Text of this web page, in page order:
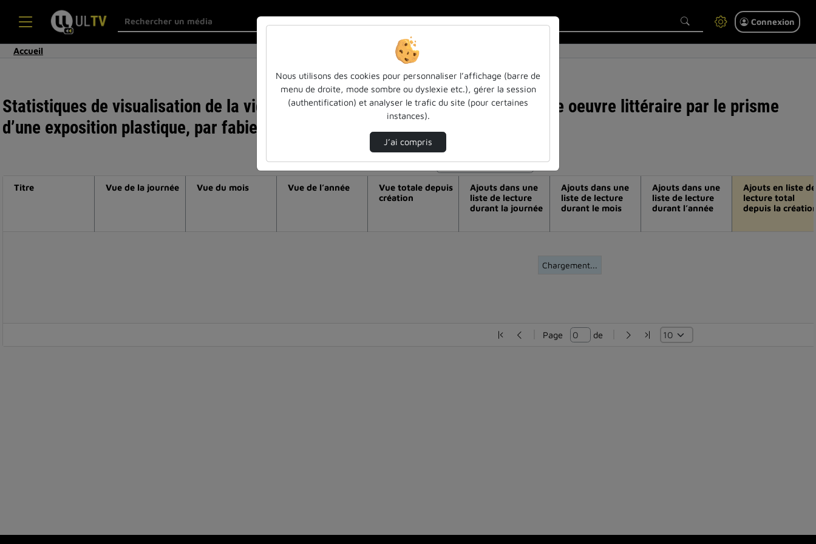
Connexion
Accueil
Statistiques de visualisation de la vidéo Entendu ! épisode 51 : appréhender une oeuvre littéraire par le prisme
d’une exposition plastique, par fabienne rondelli
Modifier la période de visualisation
Chargement...
Titre Vue de la journée Vue du mois Vue de l’année
Vue totale depuis
création
Ajouts dans une
liste de lecture
durant la journée
Ajouts dans une
liste de lecture
durant le mois
Ajouts dans une
liste de lecture
durant l’année
Ajouts en liste de
lecture total
depuis la
Page de
Nous utilisons des cookies pour personnaliser l’affichage (barre de
menu de droite, mode sombre ou dyslexie etc.), gérer la session
(authentification) et analyser le trafic du site (pour certaines
instances).
J’ai compris